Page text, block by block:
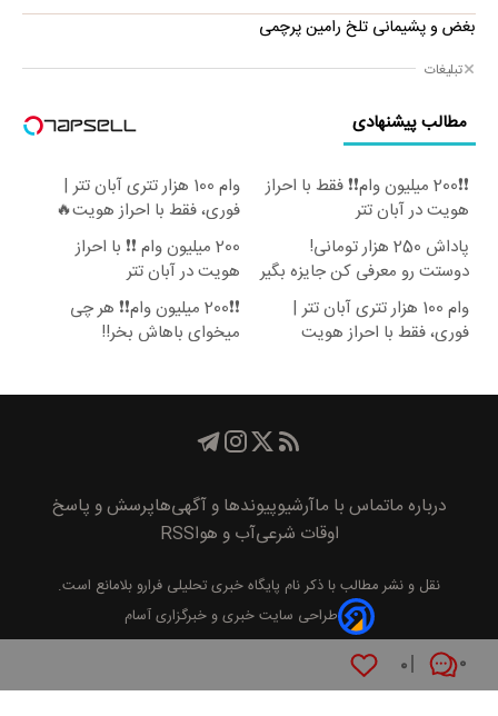
۰ ۰
بغض و پشیمانی تلخ رامین پرچمی
تبلیغات
مطالب پیشنهادی
❗❗200 میلیون وام❗❗ فقط با احراز
هویت در آبان تتر
وام 100 هزار تتری آبان تتر |
فوری، فقط با احراز هویت🔥
پاداش 250 هزار تومانی!
دوستت رو معرفی کن جایزه بگیر
😍
200 میلیون وام ❗❗ با احراز
هویت در آبان تتر
وام 100 هزار تتری آبان تتر |
فوری، فقط با احراز هویت
❗❗200 میلیون وام❗❗ هر چی
میخوای باهاش بخر!!
درباره ماتماس با ماآرشیوپیوند‌ها و آگهی‌هاپرسش و پاسخ
اوقات شرعیآب و هواRSS
نقل و نشر مطالب با ذکر نام پايگاه خبری تحليلی فراروبلامانع است.
طراحی سایت خبری و خبرگزاری آسام